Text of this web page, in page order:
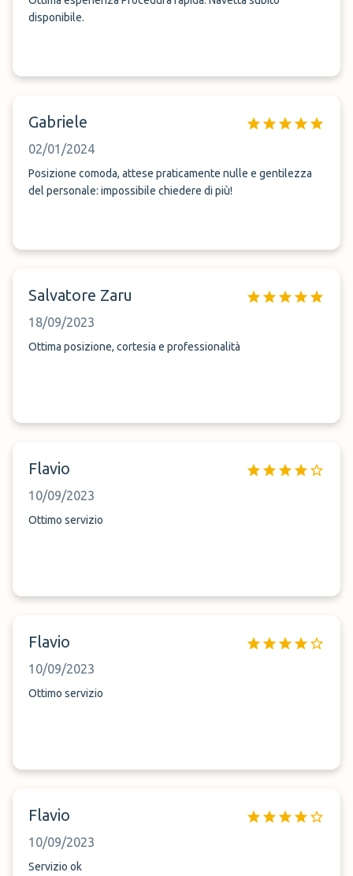
disponibile.
Gabriele
02/01/2024
Posizione comoda, attese praticamente nulle e gentilezza
del personale: impossibile chiedere di più!
Salvatore Zaru
18/09/2023
Ottima posizione, cortesia e professionalità
Flavio
10/09/2023
Ottimo servizio
Flavio
10/09/2023
Ottimo servizio
Flavio
10/09/2023
Servizio ok